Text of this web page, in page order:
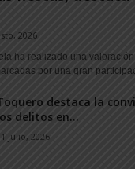
2026
ha realizado una
por una gran
destaca la
delitos en...
julio, 2026